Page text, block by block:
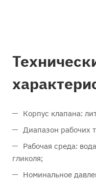
Корпус клапана:
Диапазон рабочих
Рабочая среда:
гликоля;
Номинальное